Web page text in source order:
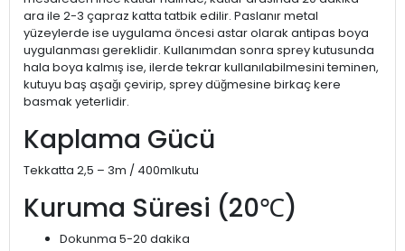
ara ile 2-3 çapraz katta tatbik edilir. Paslanır metal
yüzeylerde ise uygulama öncesi astar olarak antipas boya
uygulanması gereklidir. Kullanımdan sonra sprey kutusunda
hala boya kalmış ise, ilerde tekrar kullanılabilmesini teminen,
kutuyu baş aşağı çevirip, sprey düğmesine birkaç kere
basmak yeterlidir.
Kaplama Gücü
Tekkatta 2,5 – 3m / 400mlkutu
Kuruma Süresi (20℃)
Dokunma 5-20 dakika